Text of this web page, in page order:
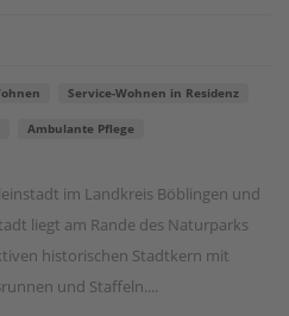
Service-Wohnen in Residenz
Ambulante Pflege
im Landkreis Böblingen und
liegt am Rande des Naturparks
historischen Stadtkern mit
und Staffeln....